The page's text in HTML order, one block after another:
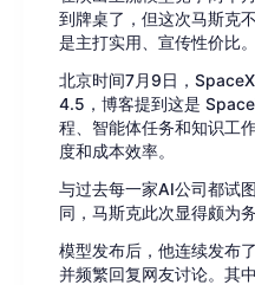
到牌桌了，但这次马斯克
是主打实用、宣传性价比。
北京时间7月9日，
4.5，博客提到这是
程、智能体任务和知识工
度和成本效率。
与过去每一家AI公司都试
同，马斯克此次显得颇为务
模型发布后，他连续发布
并频繁回复网友讨论。其